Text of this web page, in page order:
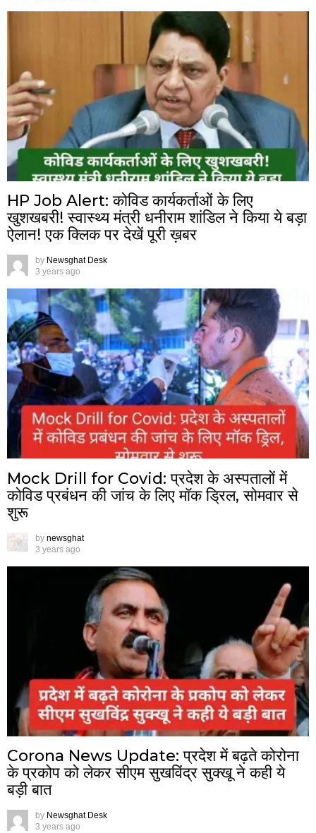
HP Job Alert: कोविड कार्यकर्ताओं के लिए
खुशखबरी! स्वास्थ्य मंत्री धनीराम शांडिल ने किया ये बड़ा
ऐलान! एक क्लिक पर देखें पूरी ख़बर
by Newsghat Desk
3 years ago
Mock Drill for Covid: प्रदेश के अस्पतालों में
कोविड प्रबंधन की जांच के लिए मॉक ड्रिल, सोमवार से
शुरू
by newsghat
3 years ago
Corona News Update: प्रदेश में बढ़ते कोरोना
के प्रकोप को लेकर सीएम सुखविंद्र सुक्खू ने कही ये
बड़ी बात
by Newsghat Desk
3 years ago